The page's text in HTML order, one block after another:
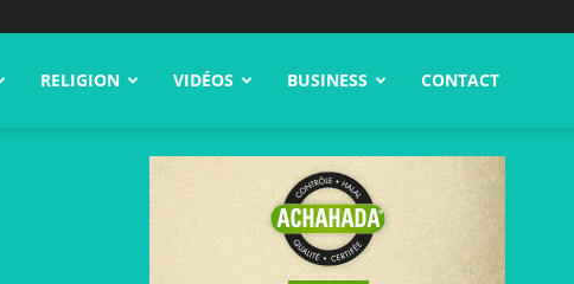
RELIGION VIDÉOS BUSINESS CONTACT